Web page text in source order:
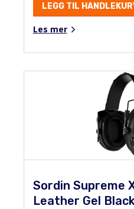
LEGG TIL
Les mer
Sordin Supreme
Leather Gel Black